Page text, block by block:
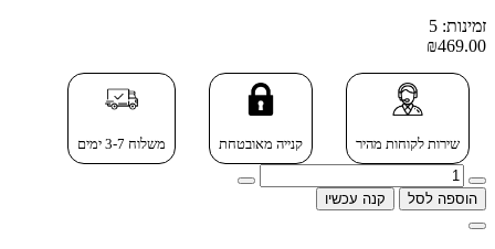
זמינות: 5
₪469.00
שירות לקוחות מהיר קנייה מאובטחת משלוח 3-7 ימים
הוספה לסל קנה עכשיו